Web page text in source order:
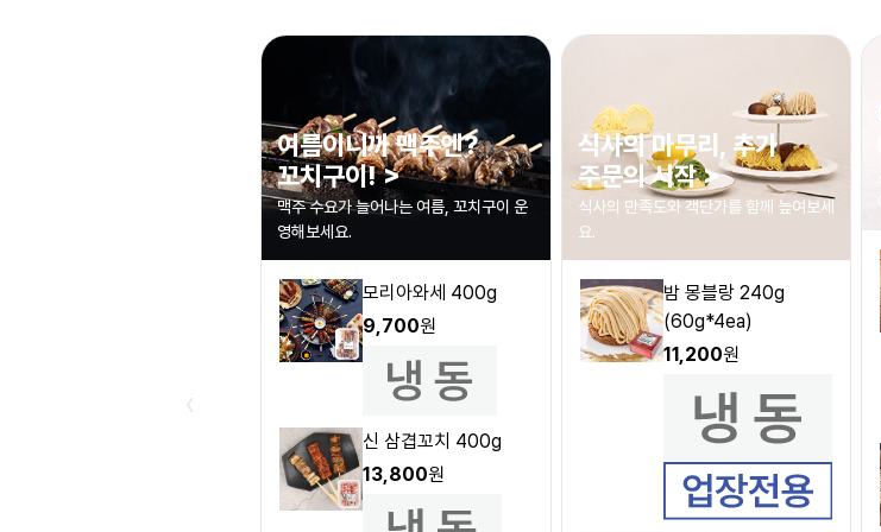
여름이니까 맥주엔?
꼬치구이! >
맥주 수요가 늘어나는 여름, 꼬치구이 운
영해보세요.
모리아와세 400g
9,700원
신 삼겹꼬치 400g
13,800원
식사의 마무리, 추가
주문의 시작 >
식사의 만족도와 객단가를 함께 높여보세
요.
밤 몽블랑 240g
(60g*4ea)
11,200원